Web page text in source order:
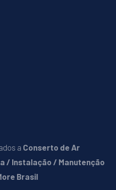
a Conserto de Ar
/ Instalação / Manutenção
Brasil